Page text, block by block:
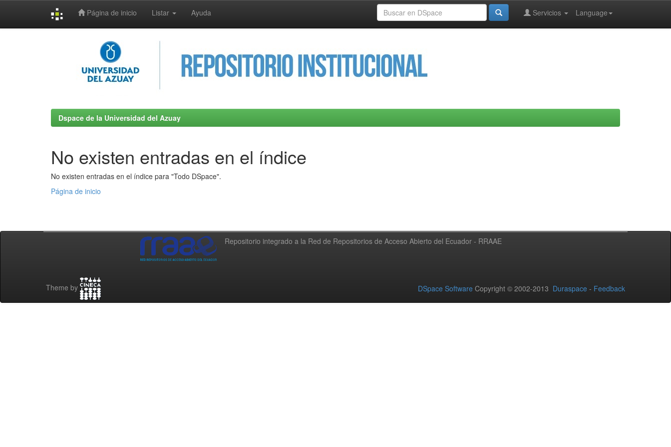
Página de inicio Listar Ayuda Language
Servicios
Dspace de la Universidad del Azuay
No existen entradas en el índice
No existen entradas en el índice para "Todo DSpace".
Página de inicio
Repositorio integrado a la Red de Repositorios de Acceso Abierto del Ecuador - RRAAE
Theme by DSpace Software Copyright © 2002-2013 Duraspace - Feedback